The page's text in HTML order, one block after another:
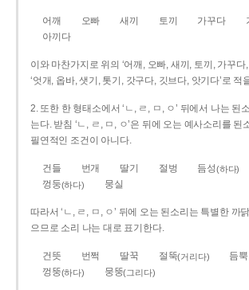
어깨 오빠 새끼 토끼 가꾸다
아끼다
이와 마찬가지로 위의 ‘어깨, 오빠, 새끼, 토끼, 가꾸다
‘엇개, 옵바, 샛기, 톳기, 갓구다, 깃브다, 앗기다’로 적
2. 또한 한 형태소에서 ‘ㄴ, ㄹ, ㅁ, ㅇ’ 뒤에서 나는 된
는다. 받침 ‘ㄴ, ㄹ, ㅁ, ㅇ’은 뒤에 오는 예사소리를 된
필연적인 조건이 아니다.
건들 번개 딸기 절벙 듬성(하다)
껑둥(하다) 뭉실
따라서 ‘ㄴ, ㄹ, ㅁ, ㅇ’ 뒤에 오는 된소리는 특별한 까
으므로 소리 나는 대로 표기한다.
건뜻 번쩍 딸꾹 절뚝(거리다) 듬뿍
껑뚱(하다) 뭉뚱(그리다)